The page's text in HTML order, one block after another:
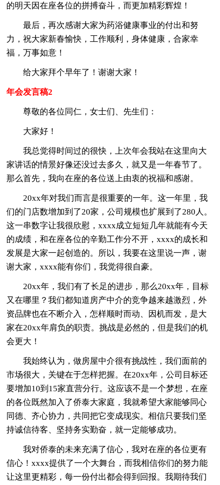
的明天因在座各位的拼搏奋斗，而更加精彩辉煌！
最后，再次感谢大家为药浴健康事业的付出和努
力，祝大家新春愉快，工作顺利，身体健康，合家幸
福，万事如意！
给大家拜个早年了！谢谢大家！
年会发言稿2
尊敬的各位同仁，女士们、先生们：
大家好！
我总觉得时间过的很快，上次年会我站在这里向大
家讲话的情景好像还没过去多久，就又是一年春节了。
那么首先，我向在座的各位送上由衷的祝福和感谢。
20xx年对我们而言是很重要的一年。这一年里，我
们的门店数增加到了20家，公司规模也扩展到了280人。
这一串数字让我很欣慰，xxxx成立短短几年就能有今天
的成绩，和在座各位的辛勤工作分不开，xxxx的成长和
发展是大家一起创造的。所以，我要在这里说一声，谢
谢大家，xxxx能有你们，我觉得很自豪。
20xx年，我们有了长足的进步，那么20xx年，目标
又在哪里？我们都知道房产中介的竞争越来越激烈，外
资品牌也在不断介入，怎样顺时而动、因机而发，是大
家在20xx年肩负的职责。挑战是必然的，但是我们的机
会更大！
我始终认为，做房屋中介很有挑战性，我们面前的
市场很大，关键在于怎样把握。在20xx年，公司目标还
要增加10到15家直营分行。这应该不是一个梦想，在座
的各位既然加入了侨泰大家庭，我就希望大家能够同心
同德、齐心协力，共同把它变成现实。相信只要我们坚
持诚信待客、坚持务实勤奋，就一定能够成功。
我对侨泰的未来充满了信心，我对在座的各位更有
信心！xxxx提供了一个大舞台，而我相信你们的努力能
让这里更精彩，每一份付出都会得到回报。我期待我们